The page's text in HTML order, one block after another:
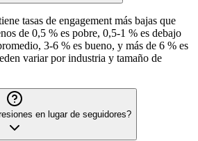
tasas de engagement más bajas que
de 0,5 % es pobre, 0,5-1 % es debajo
3-6 % es bueno, y más de 6 % es
variar por industria y tamaño de
en lugar de seguidores?